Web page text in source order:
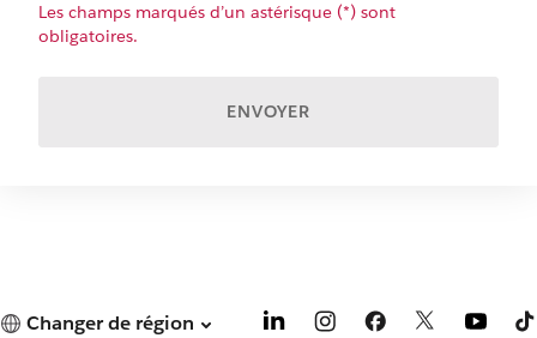
Les champs marqués d’un astérisque (*) sont
obligatoires.
ENVOYER
Changer de région